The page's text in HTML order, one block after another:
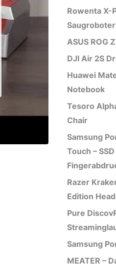
Rowenta X-
Saugroboter
ASUS ROG
DJI Air 2S
Huawei
Notebook
Tesoro
Chair
Samsung
Touch –
Razer
Edition
Pure
Samsung
MEATER –